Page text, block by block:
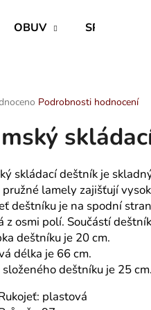
OBUV SPECIÁLNÍ
Podrobnosti hodnocení
skládací deštník je
lamely zajišťují
deštníku je na spodní
z osmi polí. Součástí
deštníku je 20 cm.
délka je 66 cm.
složeného deštníku je 25 cm.
plastová
CAPRI KOMBI S